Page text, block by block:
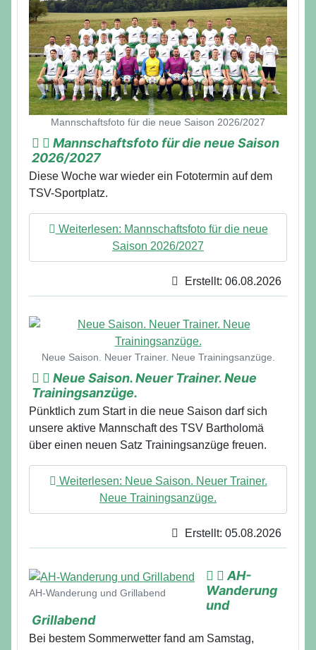
Mannschaftsfoto für die neue Saison 2026/2027
Mannschaftsfoto für die neue Saison
2026/2027
Diese Woche war wieder ein Fototermin auf dem
TSV-Sportplatz.
Weiterlesen: Mannschaftsfoto für die neue
Saison 2026/2027
Erstellt: 06.08.2026
Details
Neue Saison. Neuer Trainer. Neue Trainingsanzüge.
Neue Saison. Neuer Trainer. Neue
Trainingsanzüge.
Pünktlich zum Start in die neue Saison darf sich
unsere aktive Mannschaft des TSV Bartholomä
über einen neuen Satz Trainingsanzüge freuen.
Weiterlesen: Neue Saison. Neuer Trainer.
Neue Trainingsanzüge.
Erstellt: 05.08.2026
Details
AH-Wanderung und Grillabend
AH-
Wanderung
und
Grillabend
Bei bestem Sommerwetter fand am Samstag,